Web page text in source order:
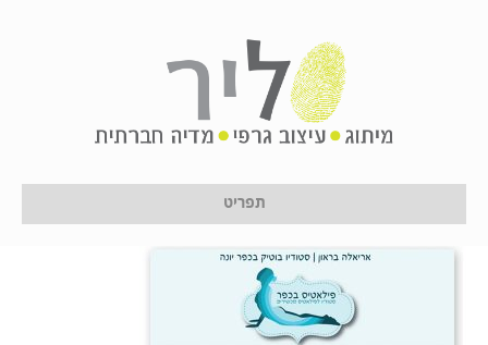
תפריט
Untitled-1
11 בינואר 2017